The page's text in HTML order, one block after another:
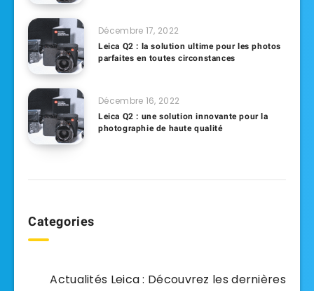
Décembre 17, 2022
Leica Q2 : la solution ultime pour les photos
parfaites en toutes circonstances
Décembre 16, 2022
Leica Q2 : une solution innovante pour la
photographie de haute qualité
Categories
Actualités Leica : Découvrez les dernières